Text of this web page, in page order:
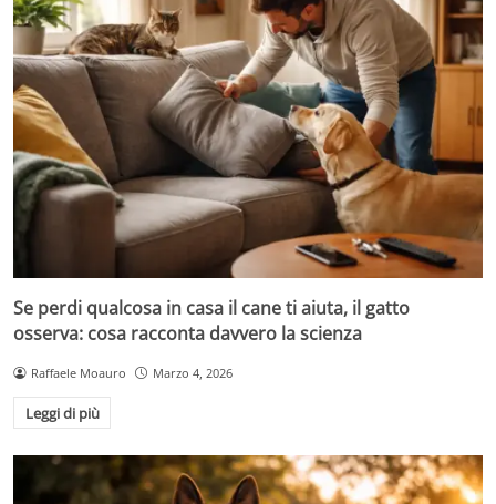
Se perdi qualcosa in casa il cane ti aiuta, il gatto
osserva: cosa racconta davvero la scienza
Raffaele Moauro Marzo 4, 2026
Leggi di più